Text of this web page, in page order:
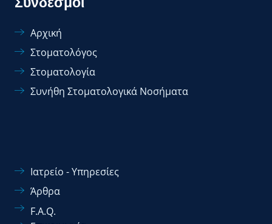
Αρχική
Στοματολόγος
Στοματολογία
Συνήθη Στοματολογικά Νοσήματα
Ιατρείο - Υπηρεσίες
Άρθρα
F.A.Q.